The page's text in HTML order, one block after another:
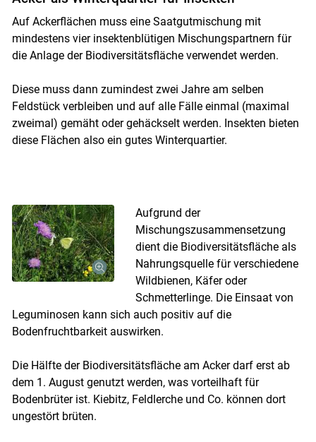
Auf Ackerflächen muss eine Saatgutmischung mit
mindestens vier insektenblütigen Mischungspartnern für
die Anlage der Biodiversitätsfläche verwendet werden.
Diese muss dann zumindest zwei Jahre am selben
Feldstück verbleiben und auf alle Fälle einmal (maximal
zweimal) gemäht oder gehäckselt werden. Insekten bieten
diese Flächen also ein gutes Winterquartier.
Aufgrund der
Mischungszusammensetzung
dient die Biodiversitätsfläche als
Nahrungsquelle für verschiedene
Wildbienen, Käfer oder
Schmetterlinge. Die Einsaat von
Leguminosen kann sich auch positiv auf die
Bodenfruchtbarkeit auswirken.
Die Hälfte der Biodiversitätsfläche am Acker darf erst ab
dem 1. August genutzt werden, was vorteilhaft für
Bodenbrüter ist. Kiebitz, Feldlerche und Co. können dort
ungestört brüten.